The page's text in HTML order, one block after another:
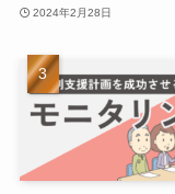
2024年2月28日